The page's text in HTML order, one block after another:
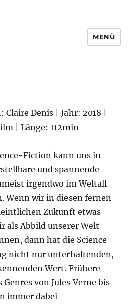
MENÜ
Claire Denis | Jahr: 2018 |
| Länge: 112min
Fiction kann uns in
und spannende
irgendwo im Weltall
Wenn wir in diesen fernen
Zukunft etwas
als Abbild unserer Welt
dann hat die Science-
nicht nur unterhaltenden,
Wert. Frühere
von Jules Verne bis
immer dabei